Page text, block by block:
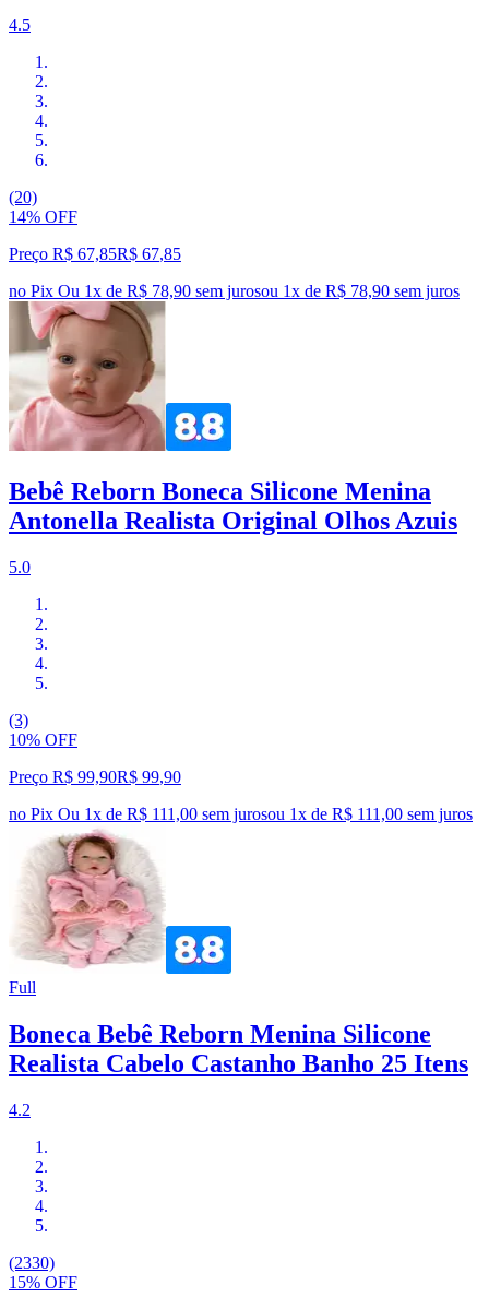
4.5
(20)
14% OFF
Preço R$ 67,85R$ 67,85
no Pix Ou 1x de R$ 78,90 sem jurosou 1x de R$ 78,90 sem juros
Bebê Reborn Boneca Silicone Menina
Antonella Realista Original Olhos Azuis
5.0
(3)
10% OFF
Preço R$ 99,90R$ 99,90
no Pix Ou 1x de R$ 111,00 sem jurosou 1x de R$ 111,00 sem juros
Full
Boneca Bebê Reborn Menina Silicone
Realista Cabelo Castanho Banho 25 Itens
4.2
(2330)
15% OFF